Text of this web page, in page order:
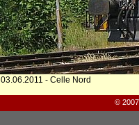
03.06.2011 - Celle Nord
©